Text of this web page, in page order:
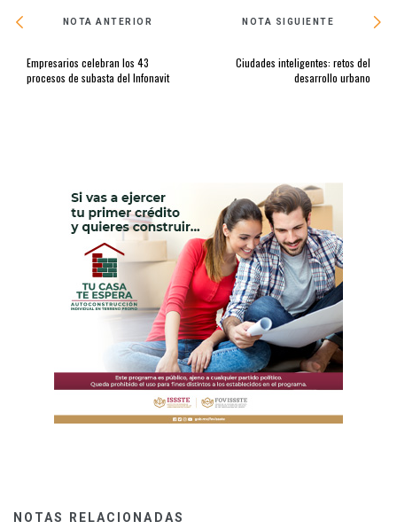
NOTA ANTERIOR
Empresarios celebran los 43
procesos de subasta del Infonavit
NOTA SIGUIENTE
Ciudades inteligentes: retos del
desarrollo urbano
NOTAS RELACIONADAS